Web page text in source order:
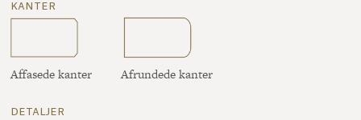
kanter
Affasede kanter Afrundede kanter
detaljer